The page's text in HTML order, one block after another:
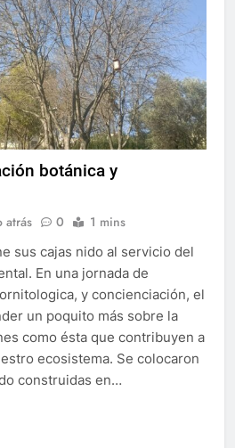
botánica y
atrás 0 1 mins
sus cajas nido al servicio del
En una jornada de
y concienciación, el
un poquito más sobre la
como ésta que contribuyen a
ecosistema. Se colocaron
construidas en…